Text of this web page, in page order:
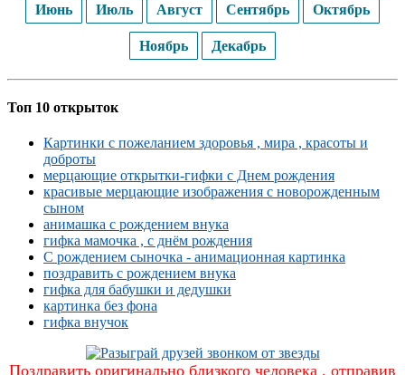
Июнь Июль Август Сентябрь Октябрь
Ноябрь Декабрь
Топ 10 открыток
Картинки с пожеланием здоровья , мира , красоты и
доброты
мерцающие открытки-гифки с Днем рождения
красивые мерцающие изображения с новорожденным
сыном
анимашка с рождением внука
гифка мамочка , с днём рождения
С рождением сыночка - анимационная картинка
поздравить с рождением внука
гифка для бабушки и дедушки
картинка без фона
гифка внучок
Поздравить оригинально близкого человека , отправив